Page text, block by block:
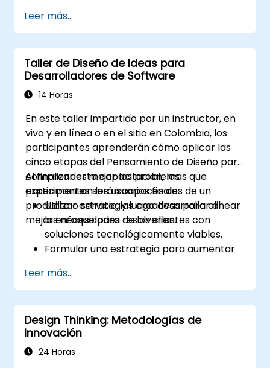
Leer más...
Taller de Diseño de Ideas para
Desarrolladores de Software
14 Horas
En este taller impartido por un instructor, en
vivo y en línea o en el sitio en Colombia, los
participantes aprenderán cómo aplicar las
cinco etapas del Pensamiento de Diseño para
comprender mejor los problemas que
experimentan los usuarios finales de un
producto o servicio, y luego desarrollar el
mejor enfoque para resolverlos.
Al finalizar esta capacitación, los
participantes serán capaces de:
Utilizar estrategias creativas para alinear
las necesidades de los clientes con
soluciones tecnológicamente viables.
Formular una estrategia para aumentar
productos y servicios.
Leer más...
Design Thinking: Metodologías de
Innovación
24 Horas